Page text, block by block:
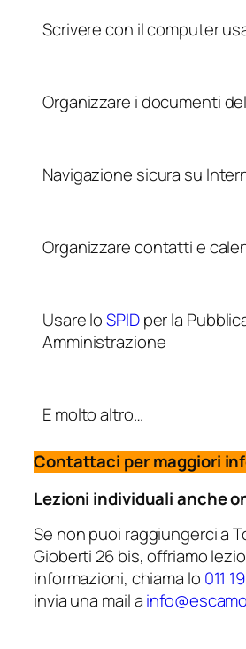
Scrivere con il computer
Organizzare i documenti
Navigazione sicura su
Organizzare contatti e
Usare loSPIDper la
Amministrazione
E molto altro…
Contattaci per maggiori
Lezioni individuali anche
Se non puoi raggiungerci a
Gioberti 26 bis, offriamo
informazioni, chiama lo 011
invia una mail a